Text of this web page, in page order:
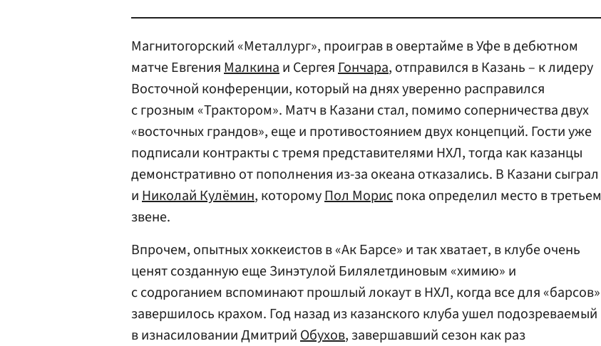
Магнитогорский «Металлург», проиграв в овертайме в Уфе в дебютном
матче ЕвгенияМалкинаи СергеяГончара, отправился в Казань – к лидеру
Восточной конференции, который на днях уверенно расправился
с грозным «Трактором». Матч в Казани стал, помимо соперничества двух
«восточных грандов», еще и противостоянием двух концепций. Гости уже
подписали контракты с тремя представителями НХЛ, тогда как казанцы
демонстративно от пополнения из-за океана отказались. В Казани сыграл
иНиколай Кулёмин, которомуПол Мориспока определил место в третьем
звене.
Впрочем, опытных хоккеистов в «Ак Барсе» и так хватает, в клубе очень
ценят созданную еще Зинэтулой Билялетдиновым «химию» и
с содроганием вспоминают прошлый локаут в НХЛ, когда все для «барсов»
завершилось крахом. Год назад из казанского клуба ушел подозреваемый
в изнасиловании ДмитрийОбухов, завершавший сезон как раз